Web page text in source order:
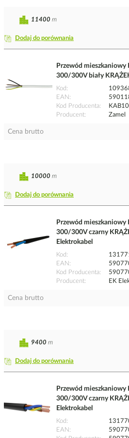
Dodaj do porównania
11400 m
Przewód
300/300V biały
Kod
EAN
Kod Producenta
Producent
Zamel
Cena brutto
Dodaj do porównania
10000 m
Przewód
300/300V czarny
Elektrokabel
Kod
EAN
Kod Producenta
Producent
EK
Cena brutto
Dodaj do porównania
9400 m
Przewód
300/300V czarny
Elektrokabel
Kod
EAN